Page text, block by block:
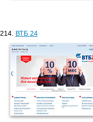
214. ВТБ 24